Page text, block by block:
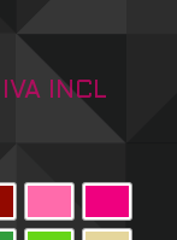
IVA INCL